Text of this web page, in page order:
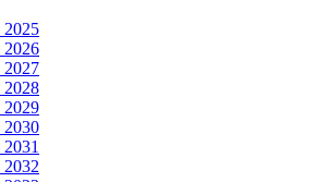
2025
2026
2027
2028
2029
2030